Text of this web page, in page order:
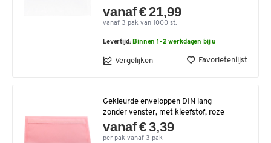
vanaf € 21,99
vanaf 3 pak van 1000 st.
Levertijd:Binnen 1-2 werkdagen bij u
Vergelijken Favorietenlijst
Gekleurde enveloppen DIN lang
zonder venster, met kleefstof, roze
vanaf € 3,39
per pak vanaf 3 pak